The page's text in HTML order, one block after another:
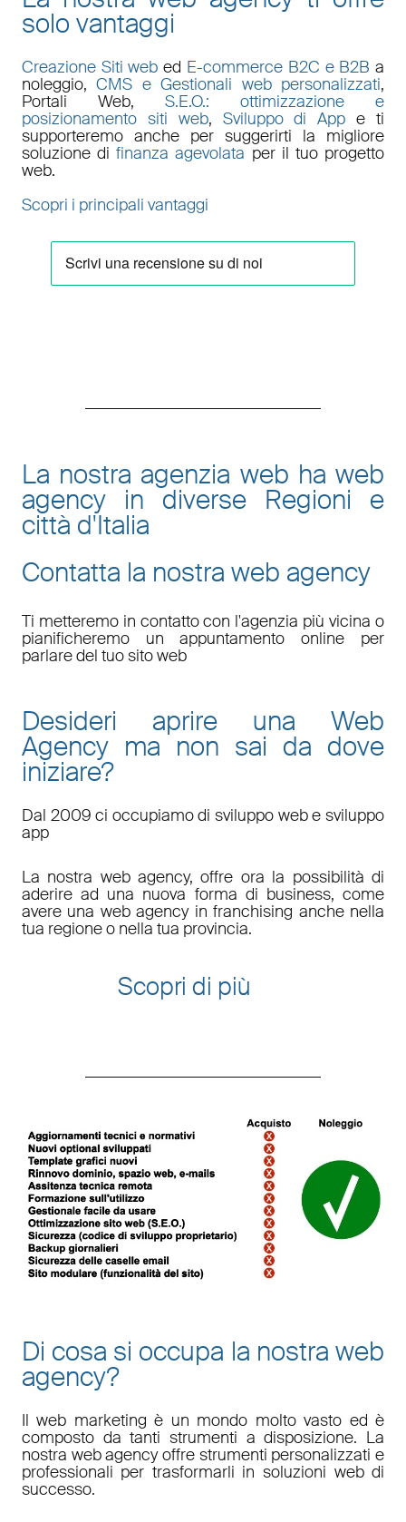
solo vantaggi
Creazione Siti web ed E-commerce B2C e B2B a
noleggio,CMS e Gestionali web personalizzati,
Portali Web,S.E.O.: ottimizzazione e
posizionamento siti web, Sviluppo di App e ti
supporteremo anche per suggerirti la migliore
soluzione difinanza agevolata per il tuo progetto
web.
Scopri i principali vantaggi
La nostra agenzia web ha web
agency in diverse Regioni e
città d'Italia
Contatta la nostra web agency
Ti metteremo in contatto con l'agenzia più vicina o
pianificheremo un appuntamento online per
parlare del tuo sito web
Desideri aprire una Web
Agency ma non sai da dove
iniziare?
Dal 2009 ci occupiamo di sviluppo web e sviluppo
app
La nostra web agency, offre ora la possibilità di
aderire ad una nuova forma di business, come
avere una web agency in franchising anche nella
tua regione o nella tua provincia.
Scopri di più
Di cosa si occupa la nostra web
agency?
Ilweb marketing è un mondo molto vasto ed è
composto da tanti strumenti a disposizione. La
nostra web agencyoffre strumenti personalizzati e
professionali per trasformarli in soluzioni web di
successo.